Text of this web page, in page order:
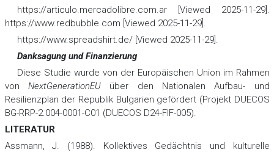
https://articulo.mercadolibre.com.ar [Viewed 2025-11-29].
https://www.redbubble.com [Viewed 2025-11-29].
https://www.spreadshirt.de/ [Viewed 2025-11-29].
Danksagung und Finanzierung
Diese Studie wurde von der Europäischen Union im Rahmen
von NextGenerationEUüber den Nationalen Aufbau- und
Resilienzplan der Republik Bulgarien gefördert (Projekt DUECOS
BG-RRP-2.004-0001-C01 (DUECOS D24-FIF-005).
LITERATUR
Assmann, J. (1988). Kollektives Gedächtnis und kulturelle